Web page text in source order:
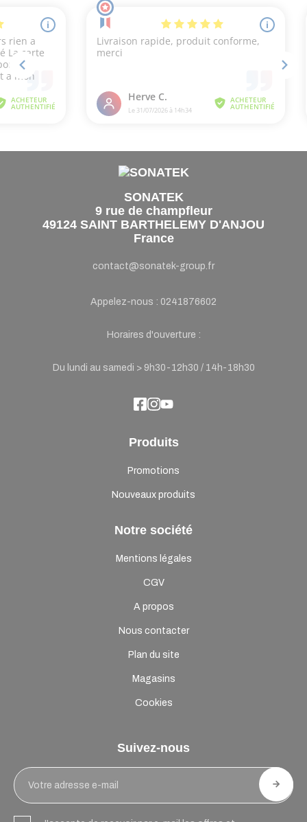
SONATEK
9 rue de champfleur
49124 SAINT BARTHELEMY D'ANJOU
France
contact@sonatek-group.fr
Appelez-nous : 0241876602
Horaires d'ouverture :
Du lundi au samedi > 9h30-12h30 / 14h-18h30
Produits
Promotions
Nouveaux produits
Notre société
Mentions légales
CGV
A propos
Nous contacter
Plan du site
Magasins
Cookies
Suivez-nous